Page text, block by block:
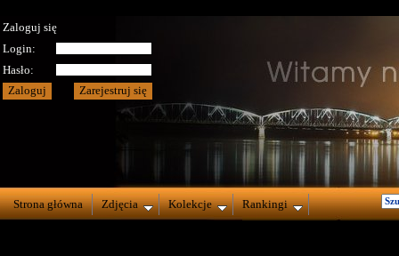
Zaloguj się
Login:
Hasło:
Strona główna Zdjęcia Kolekcje Rankingi